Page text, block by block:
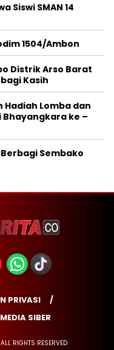
Siswi SMAN 14
1504/Ambon
Distrik Arso Barat
Kasih
Lomba dan
Bhayangkara ke –
Sembako
PRIVASI
SIBER
RIGHTS RESERVED